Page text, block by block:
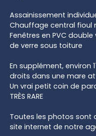
Assainissement
Chauffage central fioul
Fenêtres en PVC
de verre sous toiture
En supplément, environ
droits dans une mare
Un vrai petit coin de
TRÈS RARE
Toutes les photos sont
site internet de notre